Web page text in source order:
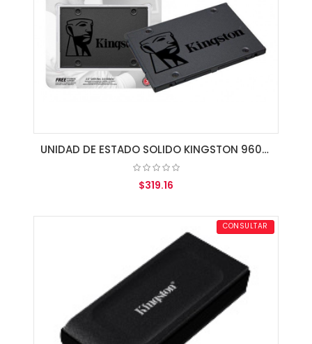
UNIDAD DE ESTADO SOLIDO KINGSTON 960GB A400 SATA3 2.5 SSD 7MM HEIGHT
$319.16
CONSULTAR